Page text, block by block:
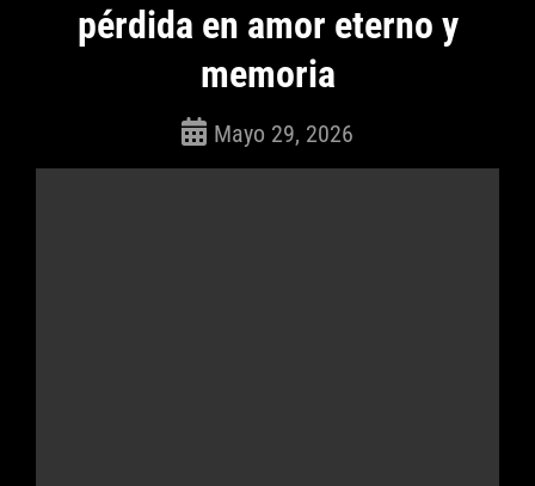
pérdida en amor eterno y
memoria
Mayo 29, 2026